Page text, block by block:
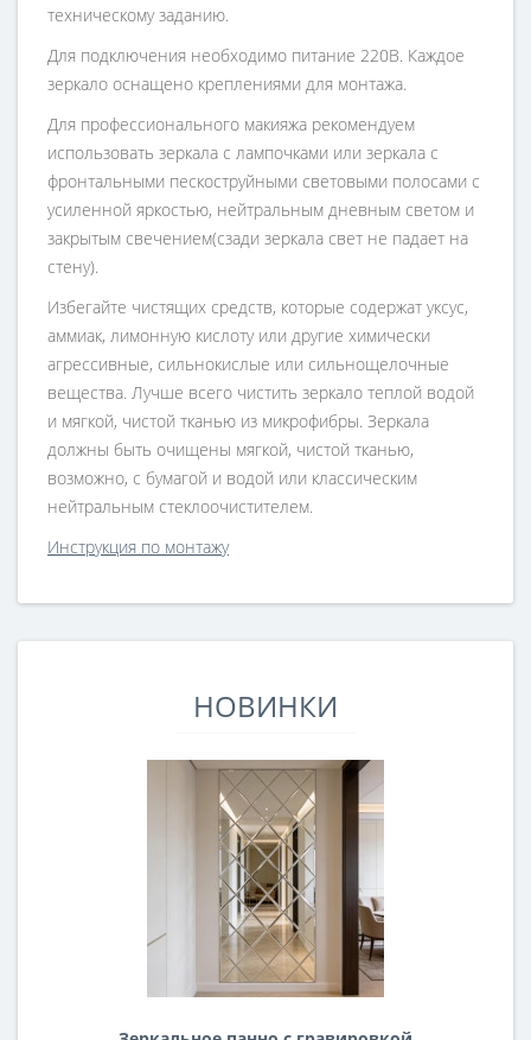
техническому заданию.
Для подключения необходимо питание 220В. Каждое
зеркало оснащено креплениями для монтажа.
Для профессионального макияжа рекомендуем
использовать зеркала с лампочками или зеркала с
фронтальными пескоструйными световыми полосами с
усиленной яркостью, нейтральным дневным светом и
закрытым свечением(сзади зеркала свет не падает на
стену).
Избегайте чистящих средств, которые содержат уксус,
аммиак, лимонную кислоту или другие химически
агрессивные, сильнокислые или сильнощелочные
вещества. Лучше всего чистить зеркало теплой водой
и мягкой, чистой тканью из микрофибры. Зеркала
должны быть очищены мягкой, чистой тканью,
возможно, с бумагой и водой или классическим
нейтральным стеклоочистителем.
Инструкция по монтажу
НОВИНКИ